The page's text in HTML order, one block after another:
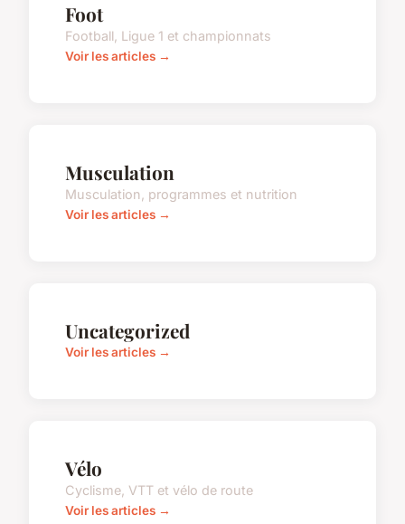
Foot
Football, Ligue 1 et championnats
Voir les articles →
Musculation
Musculation, programmes et nutrition
Voir les articles →
Uncategorized
Voir les articles →
Vélo
Cyclisme, VTT et vélo de route
Voir les articles →